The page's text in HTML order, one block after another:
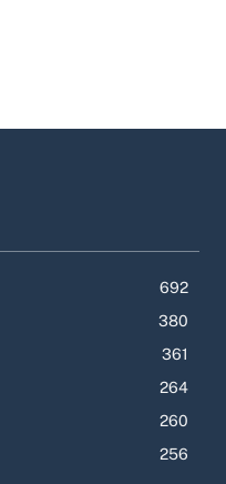
692
380
361
264
260
256